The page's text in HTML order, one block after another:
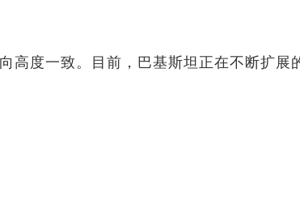
高度一致。目前，巴基斯坦正在不断扩